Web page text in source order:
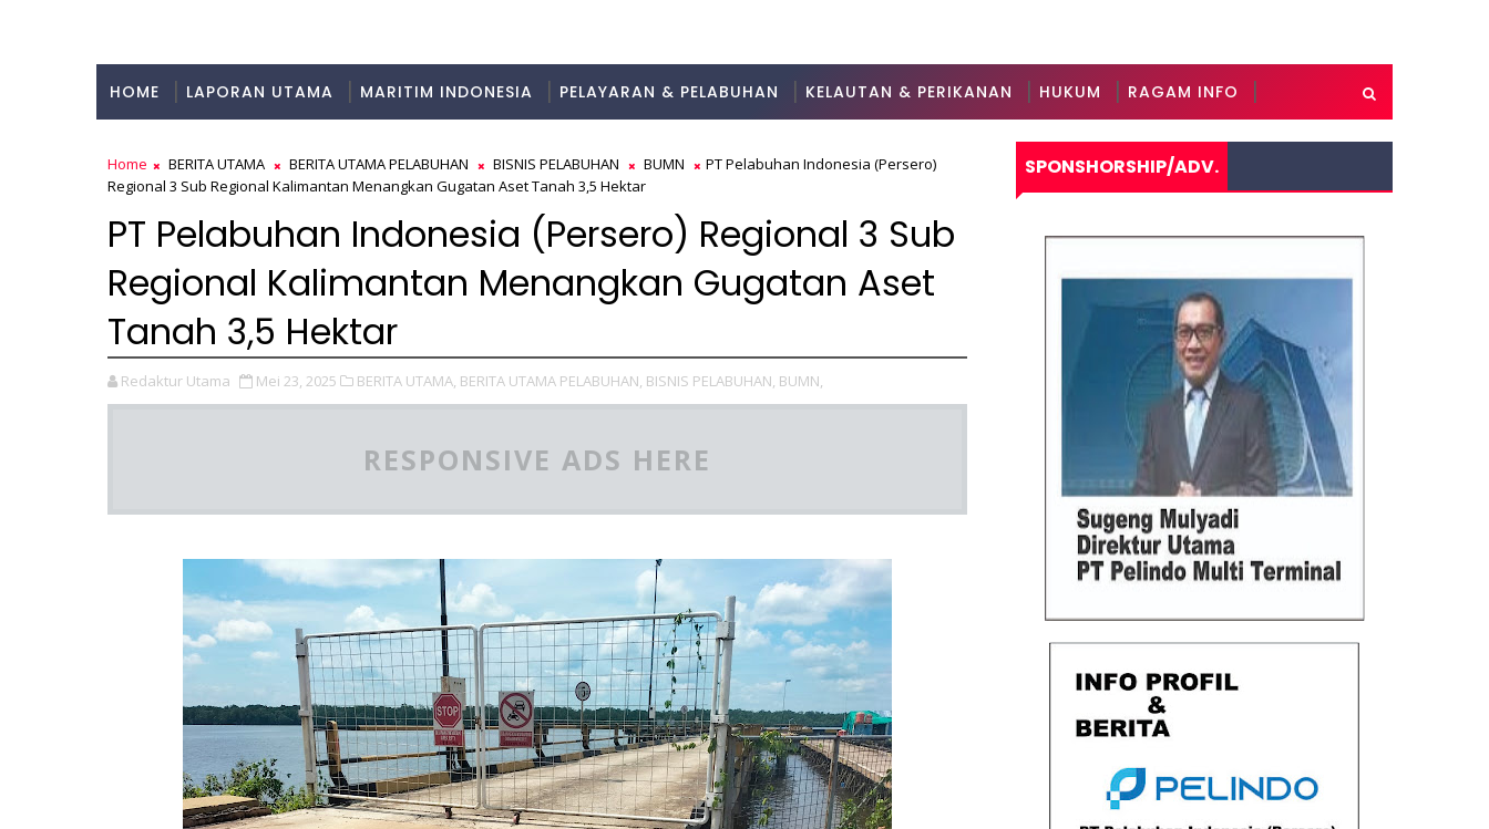
HOME LAPORAN UTAMA MARITIM INDONESIA PELAYARAN & PELABUHAN KELAUTAN & PERIKANAN HUKUM RAGAM INFO
Home BERITA UTAMA BERITA UTAMA PELABUHAN BISNIS PELABUHAN BUMN
PT Pelabuhan Indonesia (Persero)
Regional 3 Sub Regional Kalimantan Menangkan Gugatan Aset Tanah 3,5 Hektar
PT Pelabuhan Indonesia (Persero) Regional 3 Sub
Regional Kalimantan Menangkan Gugatan Aset
Tanah 3,5 Hektar
Redaktur Utama Mei 23, 2025 BERITA UTAMA, BERITA UTAMA PELABUHAN, BISNIS PELABUHAN, BUMN,
RESPONSIVE ADS HERE
SPONSHORSHIP/ADV.